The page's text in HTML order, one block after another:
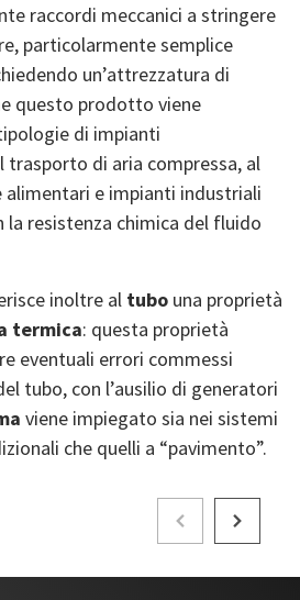
raccordi meccanici a stringere
particolarmente semplice
un’attrezzatura di
questo prodotto viene
di impianti
di aria compressa, al
e impianti industriali
resistenza chimica del fluido
inoltre al tubo una proprietà
termica: questa proprietà
eventuali errori commessi
tubo, con l’ausilio di generatori
viene impiegato sia nei sistemi
che quelli a “pavimento”.